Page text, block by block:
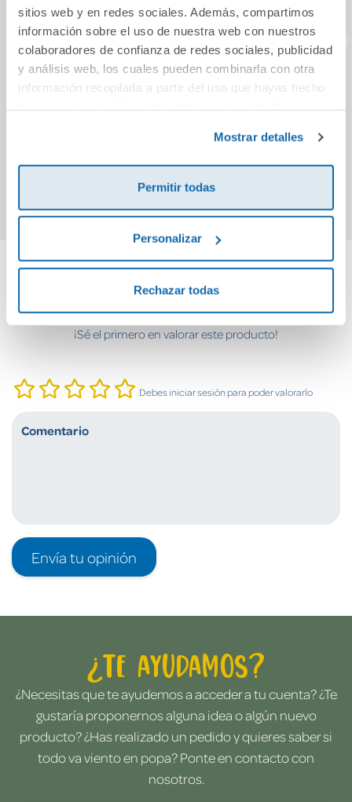
sitios web y en redes sociales. Además, compartimos
información sobre el uso de nuestra web con nuestros
colaboradores de confianza de redes sociales, publicidad
y análisis web, los cuales pueden combinarla con otra
información recopilada a partir del uso que hayas hecho
Mostrar detalles
Permitir todas
Personalizar
Rechazar todas
Lo eres todo para
Mis emociones
17,95€
Cuéntanos tu opinión
¡Sé el primero en valorar este producto!
Debes iniciar sesión para poder valorarlo
Envía tu opinión
¿Te ayudamos?
¿Necesitas que te ayudemos a acceder a tu cuenta? ¿Te
gustaría proponernos alguna idea o algún nuevo
producto? ¿Has realizado un pedido y quieres saber si
todo va viento en popa? Ponte en contacto con
nosotros.